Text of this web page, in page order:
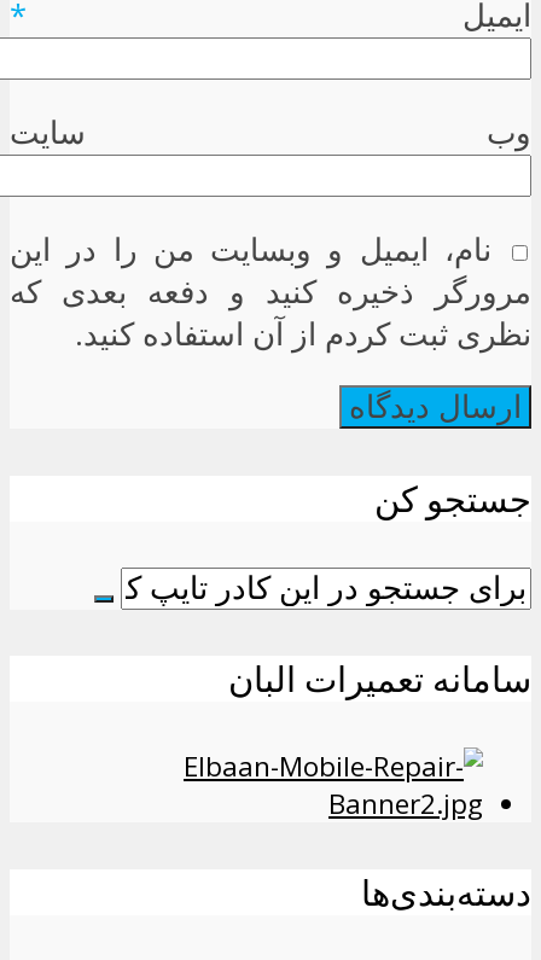
ایمیل *
وب سایت
نام، ایمیل و وبسایت من را در این
مرورگر ذخیره کنید و دفعه بعدی که
نظری ثبت کردم از آن استفاده کنید.
جستجو کن
سامانه تعمیرات البان
دسته‌بندی‌ها